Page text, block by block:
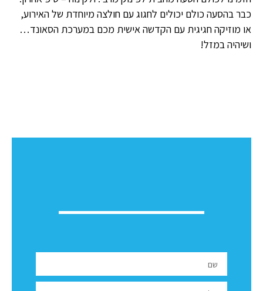
כבר בהסעה כולם יכולים לחגוג עם חולצה מיוחדת של האירוע,
או מוזיקה חגיגית עם הקדשה אישית מכם במערכת הסאונד…
ושיהיה במזל!